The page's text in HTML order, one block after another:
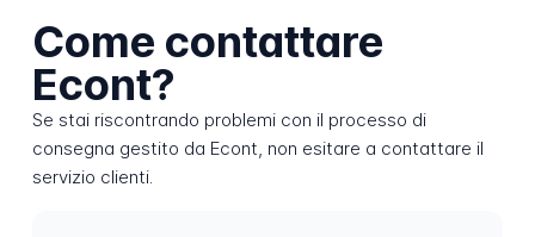
Come contattare
Econt?
Se stai riscontrando problemi con il processo di
consegna gestito da Econt, non esitare a contattare il
servizio clienti.